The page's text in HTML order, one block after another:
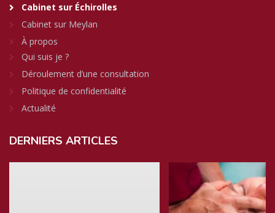
Cabinet sur Échirolles
Cabinet sur Meylan
À propos
Qui suis je ?
Déroulement d’une consultation
Politique de confidentialité
Actualité
DERNIERS ARTICLES